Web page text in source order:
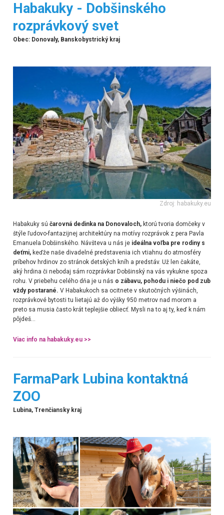
Habakuky - Dobšinského
rozprávkový svet
Obec: Donovaly, Banskobystrický kraj
Zdroj: habakuky.eu
Habakuky sú čarovná dedinka na Donovaloch,ktorú tvoria domčeky v
štýle ľudovo-fantazijnej architektúry na motívy rozprávok z pera Pavla
Emanuela Dobšinského. Návšteva u nás je ideálna voľba pre rodiny s
deťmi,keďže naše divadelné predstavenia ich vtiahnu do atmosféry
príbehov hrdinov zo stránok detských kníh a predstáv. Už len čakáte,
aký hrdina či nebodaj sám rozprávkar Dobšinský na vás vykukne spoza
rohu. V priebehu celého dňa je u nás o zábavu, pohodu i niečo pod zub
vždy postarané. V Habakukoch sa ocitnete v skutočných výšinách,
rozprávkové bytosti tu lietajú až do výšky 950 metrov nad morom a
preto sa musia často krát teplejšie obliecť. Mysli na to aj ty, keď k nám
pôjdeš...
Viac info na habakuky.eu >>
FarmaPark Lubina kontaktná
ZOO
Lubina, Trenčiansky kraj